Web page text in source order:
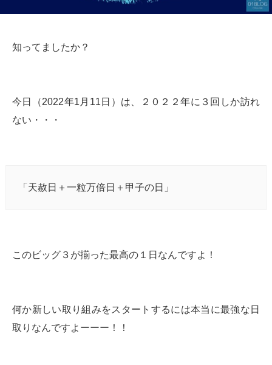
知ってましたか？
今日（2022年1月11日）は、２０２２年に３回しか訪れ
ない・・・
「天赦日＋一粒万倍日＋甲子の日」
このビッグ３が揃った最高の１日なんですよ！
何か新しい取り組みをスタートするには本当に最強な日
取りなんですよーーー！！